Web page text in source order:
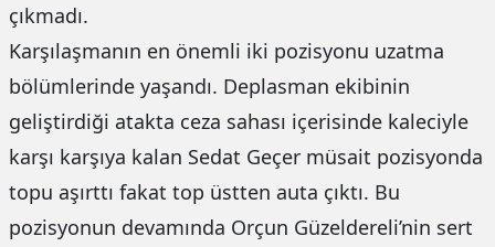
çıkmadı.
Karşılaşmanın en önemli iki pozisyonu uzatma
bölümlerinde yaşandı. Deplasman ekibinin
geliştirdiği atakta ceza sahası içerisinde kaleciyle
karşı karşıya kalan Sedat Geçer müsait pozisyonda
topu aşırttı fakat top üstten auta çıktı. Bu
pozisyonun devamında Orçun Güzeldereli’nin sert